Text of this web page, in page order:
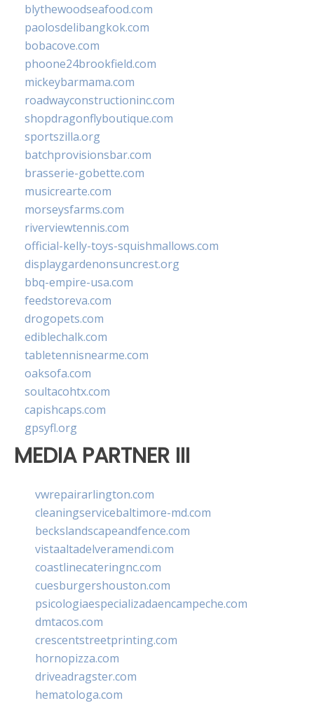
blythewoodseafood.com
paolosdelibangkok.com
bobacove.com
phoone24brookfield.com
mickeybarmama.com
roadwayconstructioninc.com
shopdragonflyboutique.com
sportszilla.org
batchprovisionsbar.com
brasserie-gobette.com
musicrearte.com
morseysfarms.com
riverviewtennis.com
official-kelly-toys-squishmallows.com
displaygardenonsuncrest.org
bbq-empire-usa.com
feedstoreva.com
drogopets.com
ediblechalk.com
tabletennisnearme.com
oaksofa.com
soultacohtx.com
capishcaps.com
gpsyfl.org
MEDIA PARTNER III
vwrepairarlington.com
cleaningservicebaltimore-md.com
beckslandscapeandfence.com
vistaaltadelveramendi.com
coastlinecateringnc.com
cuesburgershouston.com
psicologiaespecializadaencampeche.com
dmtacos.com
crescentstreetprinting.com
hornopizza.com
driveadragster.com
hematologa.com